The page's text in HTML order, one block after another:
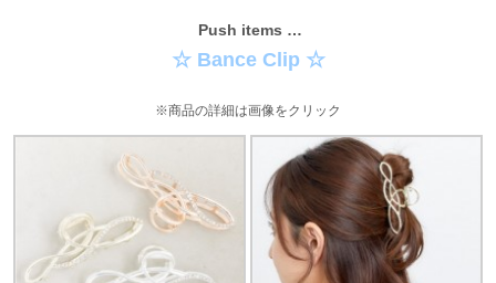
Push items …
☆ Bance Clip ☆
※商品の詳細は画像をクリック